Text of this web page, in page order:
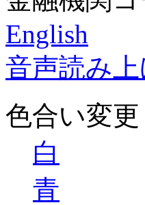
English
音声読み
色合い変更
白
青